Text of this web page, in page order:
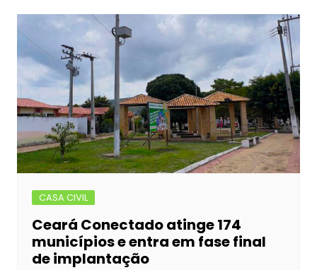
CASA CIVIL
Ceará Conectado atinge 174
municípios e entra em fase final
de implantação